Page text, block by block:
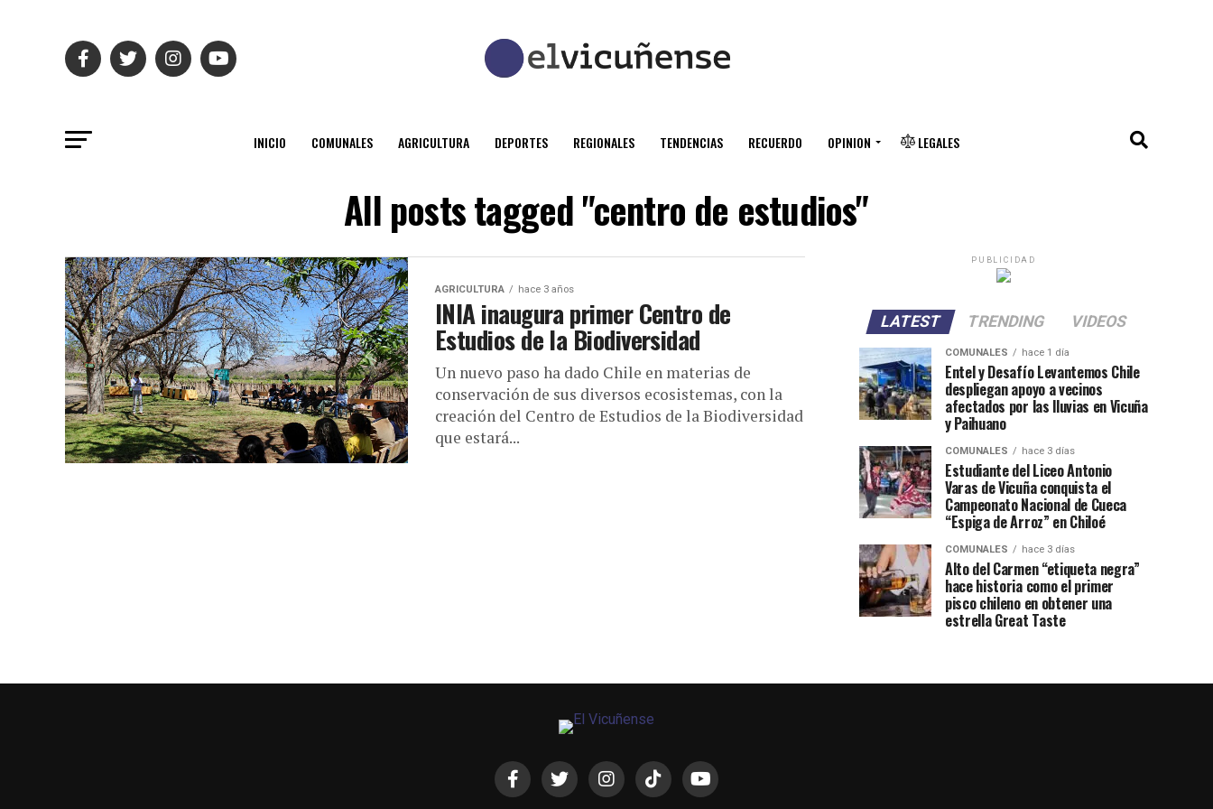
INICIO COMUNALES AGRICULTURA DEPORTES REGIONALES TENDENCIAS RECUERDO OPINION LEGALES
All posts tagged "centro de estudios"
AGRICULTURA hace 3 años
INIA inaugura primer Centro de
Estudios de la Biodiversidad
Un nuevo paso ha dado Chile en materias de
conservación de sus diversos ecosistemas, con la
creación del Centro de Estudios de la Biodiversidad
que estará...
PUBLICIDAD
LATEST TRENDING VIDEOS
COMUNALES hace 1 día
Entel y Desafío Levantemos Chile
despliegan apoyo a vecinos
afectados por las lluvias en Vicuña
y Paihuano
COMUNALES hace 3 días
Estudiante del Liceo Antonio
Varas de Vicuña conquista el
Campeonato Nacional de Cueca
“Espiga de Arroz” en Chiloé
COMUNALES hace 3 días
Alto del Carmen “etiqueta negra”
hace historia como el primer
pisco chileno en obtener una
estrella Great Taste